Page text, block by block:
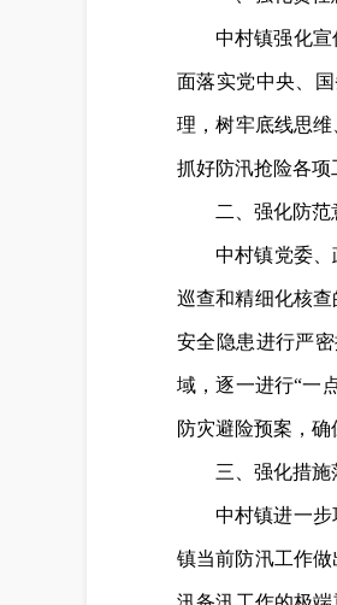
中村镇强化
面落实党中央、
理，树牢底线思
抓好防汛抢险各项
二、强化防范
中村镇党委
巡查和精细化核
安全隐患进行严
域，逐一进行“一
防灾避险预案，
三、强化措施
中村镇进一
镇当前防汛工作